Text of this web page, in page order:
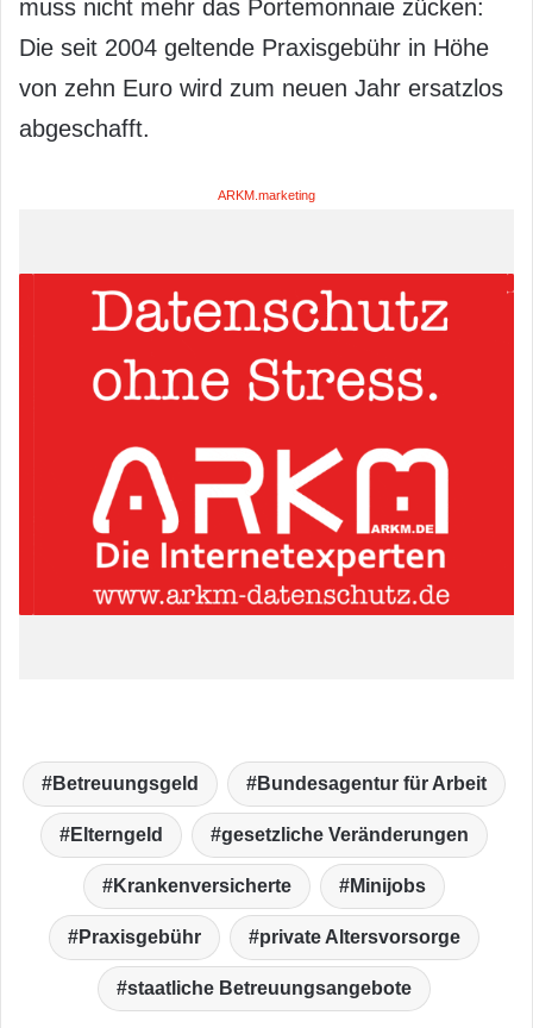
muss nicht mehr das Portemonnaie zücken:
Die seit 2004 geltende Praxisgebühr in Höhe
von zehn Euro wird zum neuen Jahr ersatzlos
abgeschafft.
ARKM.marketing
Betreuungsgeld Bundesagentur für Arbeit
Elterngeld gesetzliche Veränderungen
Krankenversicherte Minijobs
Praxisgebühr private Altersvorsorge
staatliche Betreuungsangebote